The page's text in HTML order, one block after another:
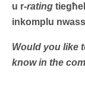
u r-rating
inkomplu
Would you like
know in the